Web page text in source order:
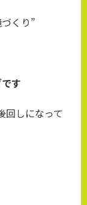
くり”
す
回しになって